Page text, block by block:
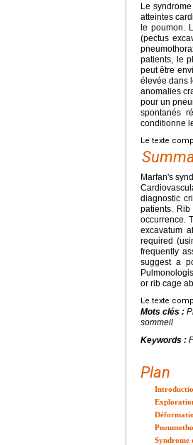
Le
atteintes
le poumon.
(pectus
patients, le
peut être
élevée dans
anomalies
pour un
spontanés
conditionne
Le texte
Marfan's
diagnostic
patients.
occurrence.
excavatum
required
frequently
suggest a
or rib cage
Le texte
Mots clés :
sommeil
Keywords :
Plan
Syndrome